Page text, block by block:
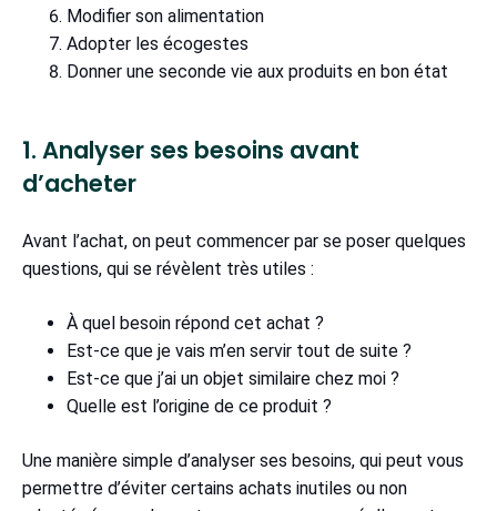
Modifier son alimentation
Adopter les écogestes
Donner une seconde vie aux produits en bon état
1. Analyser ses besoins avant
d’acheter
Avant l’achat, on peut commencer par se poser quelques
questions, qui se révèlent très utiles :
À quel besoin répond cet achat ?
Est-ce que je vais m’en servir tout de suite ?
Est-ce que j’ai un objet similaire chez moi ?
Quelle est l’origine de ce produit ?
Une manière simple d’analyser ses besoins, qui peut vous
permettre d’éviter certains achats inutiles ou non